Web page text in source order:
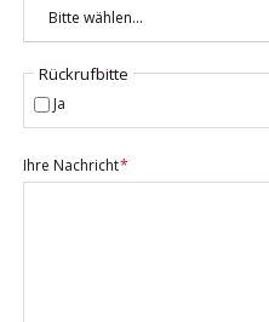
Rückrufbitte
Ja
Pflichtfeld
Ihre Nachricht*